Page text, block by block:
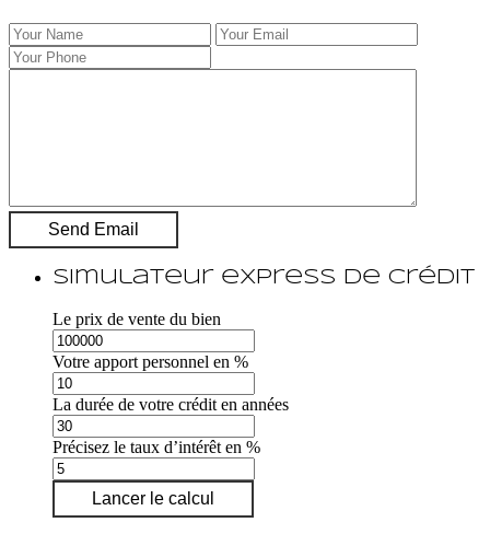
Simulateur express de crédit
Le prix de vente du bien
Votre apport personnel en %
La durée de votre crédit en années
Précisez le taux d’intérêt en %
Lancer le calcul